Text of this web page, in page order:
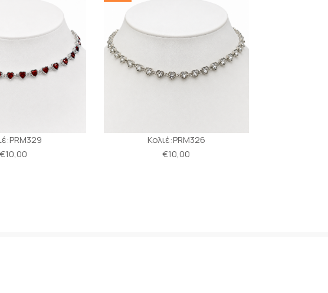
€10,00
Κολιέ:PRM326
€10,00